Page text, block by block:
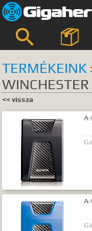
KERESÉS HELYE
összes egyik sem
Bemutatkozás
Hírek, akciók
Szerviz
GyIK.
Termék
Termék nevek
Termék leírások
TERMÉKEINK
<< vissza